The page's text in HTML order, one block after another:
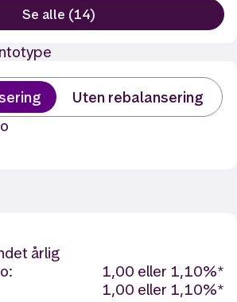
Se alle (14)
Uten rebalansering
årlig
1,00 eller 1,10%*
1,00 eller 1,10%*